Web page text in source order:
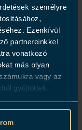
személyre
Ezenkívül
partnereinkkel
vonatkozó
más olyan
vagy az
gyűjtöttek.
Dani García
a Dorothea
egyedülálló
és
amely során a
a